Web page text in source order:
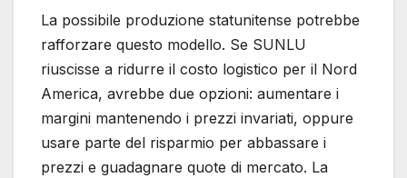
La possibile produzione statunitense potrebbe
rafforzare questo modello. Se SUNLU
riuscisse a ridurre il costo logistico per il Nord
America, avrebbe due opzioni: aumentare i
margini mantenendo i prezzi invariati, oppure
usare parte del risparmio per abbassare i
prezzi e guadagnare quote di mercato. La